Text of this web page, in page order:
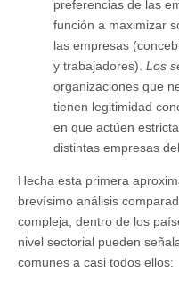
preferencias de las
función a maximizar
las empresas
y trabajadores). Los
organizaciones que
tienen legitimidad
en que actúen
distintas empresas
Hecha esta primera
brevísimo análisis
compleja, dentro de los
nivel sectorial pueden
comunes a casi todos ellos: